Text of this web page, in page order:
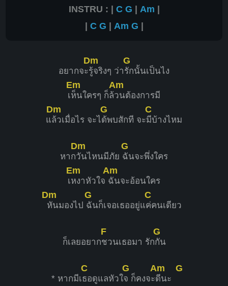
INSTRU : | C G | Am |
| C G | Am G |
อยากจะ
Dm
รู้จริงๆ ว่า
G
รักนั้นเป็นไง
เ
Em
ห็นใครๆ ก็ล้
Am
วนต้องการมี
แ
Dm
ล้วเมื่อไร จะไ
G
ด้พบสักที จะ
C
มีบ้างไหม
หาก
Dm
วันไหนมีภัย
G
ฉันจะพึ่งใคร
เ
Em
หงาหัวใจ
Am
ฉันจะอ้อนใคร
Dm
หันมองไป
G
ฉันก็เจอเธออยู่แ
C
ค่คนเดียว
ก็เลยอยาก
F
ชวนเธอมา รัก
G
กัน
* หากมีเ
C
ธอดูแลหัวใ
G
จ ก็คงจะ
Am
ดีนะ
G